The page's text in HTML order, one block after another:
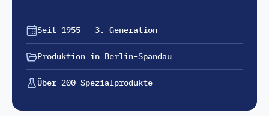
Seit 1955 — 3. Generation
Produktion in Berlin-Spandau
Über 200 Spezialprodukte